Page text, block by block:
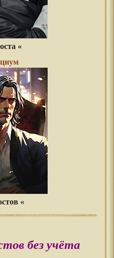
«
«
без учёта